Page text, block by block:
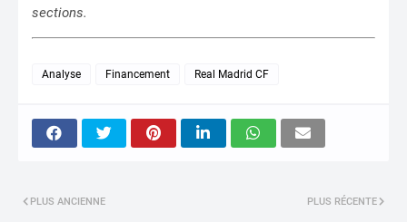
sections.
Analyse Financement Real Madrid CF
PLUS RÉCENTE
PLUS ANCIENNE